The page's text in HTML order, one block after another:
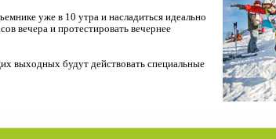
уже в 10 утра и насладиться идеально
вечера и протестировать вечернее
выходных будут действовать специальные